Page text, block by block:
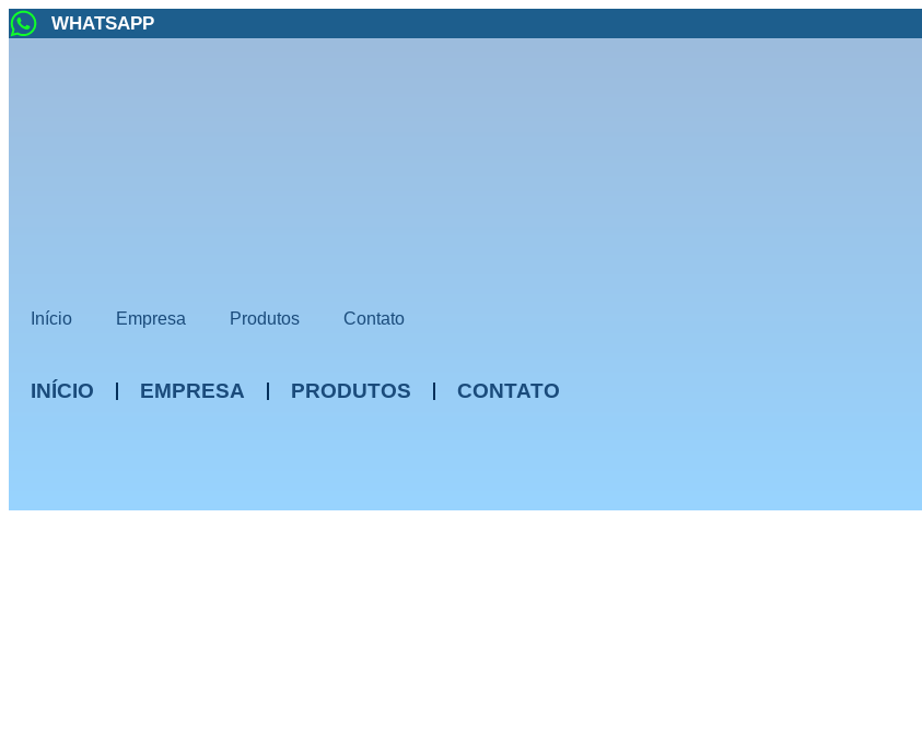
Ir
para
WHATSAPP
Início Empresa Produtos Contato
INÍCIO EMPRESA PRODUTOS CONTATO